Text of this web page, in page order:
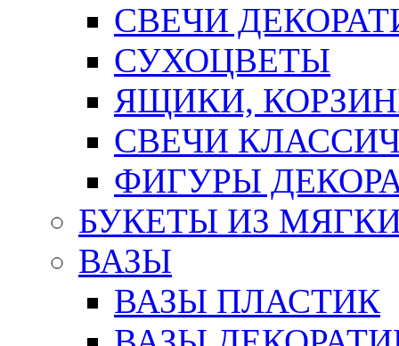
СВЕЧИ
СУХОЦВЕТЫ
ЯЩИКИ,
СВЕЧИ
ФИГУРЫ
БУКЕТЫ ИЗ
ВАЗЫ
ВАЗЫ ПЛАСТИК